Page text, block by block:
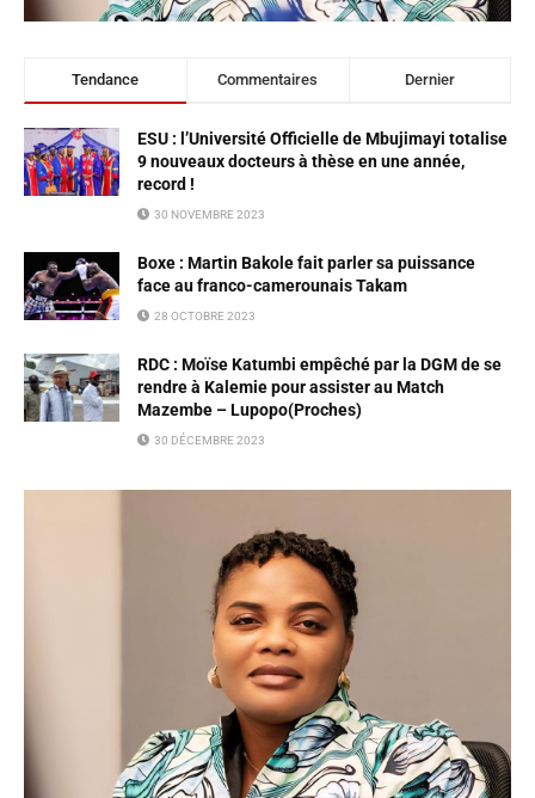
Tendance Commentaires Dernier
ESU : l’Université Officielle de Mbujimayi totalise
9 nouveaux docteurs à thèse en une année,
record !
30 NOVEMBRE 2023
Boxe : Martin Bakole fait parler sa puissance
face au franco-camerounais Takam
28 OCTOBRE 2023
RDC : Moïse Katumbi empêché par la DGM de se
rendre à Kalemie pour assister au Match
Mazembe – Lupopo(Proches)
30 DÉCEMBRE 2023